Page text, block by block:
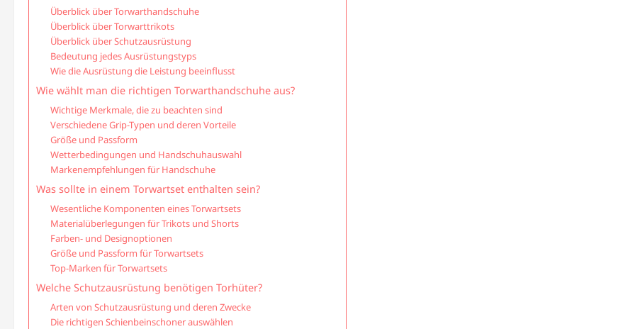
Überblick über Torwarthandschuhe
Überblick über Torwarttrikots
Überblick über Schutzausrüstung
Bedeutung jedes Ausrüstungstyps
Wie die Ausrüstung die Leistung beeinflusst
Wie wählt man die richtigen Torwarthandschuhe aus?
Wichtige Merkmale, die zu beachten sind
Verschiedene Grip-Typen und deren Vorteile
Größe und Passform
Wetterbedingungen und Handschuhauswahl
Markenempfehlungen für Handschuhe
Was sollte in einem Torwartset enthalten sein?
Wesentliche Komponenten eines Torwartsets
Materialüberlegungen für Trikots und Shorts
Farben- und Designoptionen
Größe und Passform für Torwartsets
Top-Marken für Torwartsets
Welche Schutzausrüstung benötigen Torhüter?
Arten von Schutzausrüstung und deren Zwecke
Die richtigen Schienbeinschoner auswählen